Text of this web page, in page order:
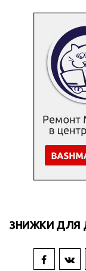
ЗНИЖКИ ДЛЯ